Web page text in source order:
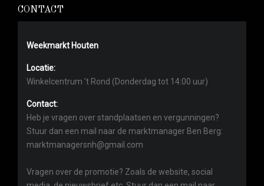
CONTACT
Weekmarkt Houten
Locatie:
Winkelcentrum ’t Rond (Donderdag tot 14:00 uur)
Contact:
Heb je vragen over standplaatsen en vergunningen?
Stuur dan een mail naar de marktmanager Ben Berg:
marktmanagersnh@gmail.com
Vragen over de promotie? Zoals de website, social